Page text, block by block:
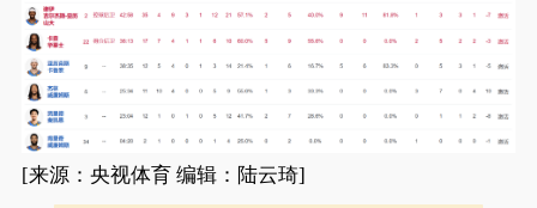
[来源：央视体育 编辑：陆云琦]